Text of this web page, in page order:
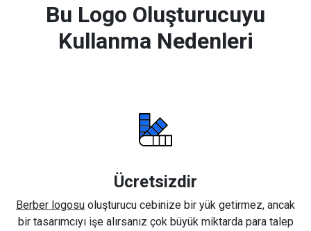
Bu Logo Oluşturucuyu
Kullanma Nedenleri
Ücretsizdir
Berber logosu oluşturucu cebinize bir yük getirmez, ancak
bir tasarımcıyı işe alırsanız çok büyük miktarda para talep